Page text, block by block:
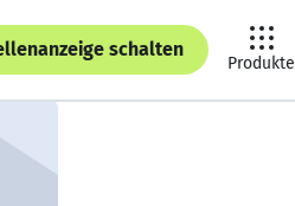
schalten
Produkte